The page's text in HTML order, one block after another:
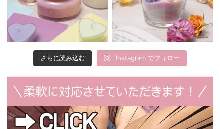
さらに読み込む Instagram でフォロー